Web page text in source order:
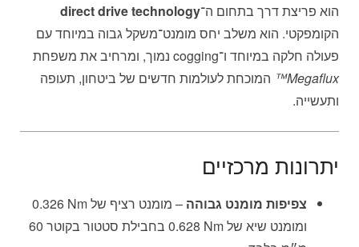
הוא פריצת דרך בתחום ה־direct drive technology
הקומפקטי. הוא משלב יחס מומנט־משקל גבוה במיוחד עם
פעולה חלקה במיוחד ו־cogging נמוך, ומרחיב את משפחת
Megaflux™
המוכחת לעולמות חדשים של ביטחון, תעופה
ותעשייה.
יתרונות מרכזיים
צפיפות מומנט גבוהה
– מומנט רציף של ‎0.326 Nm‎
ומומנט שיא של ‎0.628 Nm‎ בחבילת סטטור בקוטר ‎60